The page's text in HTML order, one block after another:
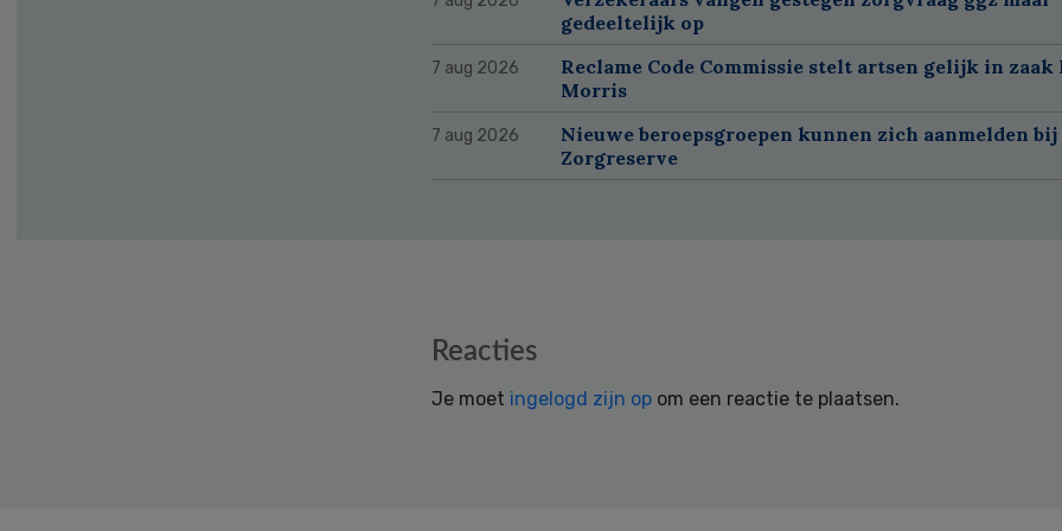
gedeeltelijk op
7 aug 2026
Reclame Code Commissie stelt artsen gelijk in
Morris
7 aug 2026
Nieuwe beroepsgroepen kunnen zich aanmelden
Zorgreserve
Reacties
Je moet ingelogd zijn op om een reactie te plaatsen.